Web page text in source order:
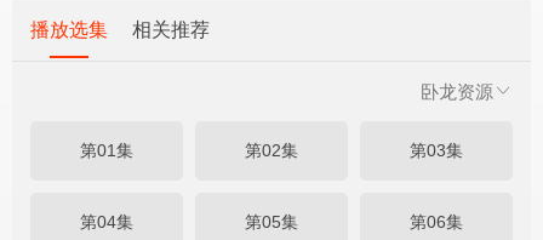
播放选集 相关推荐
卧龙资源
第01集 第02集 第03集
第04集 第05集 第06集